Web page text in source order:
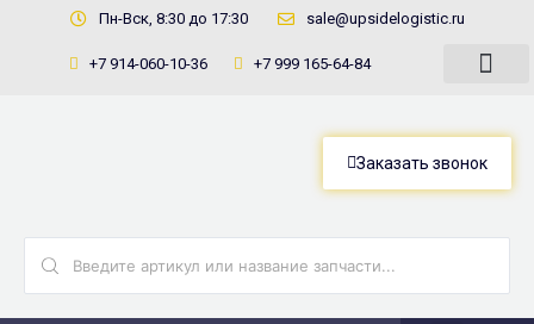
содержимому
Пн-Вск, 8:30 до 17:30 sale@upsidelogistic.ru
+7 914-060-10-36 +7 999 165-64-84
Заказать звонок